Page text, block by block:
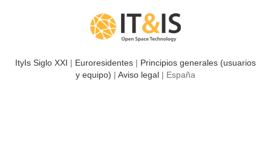
ItyIs Siglo XXI | Euroresidentes | Principios generales (usuarios
y equipo) | Aviso legal | España